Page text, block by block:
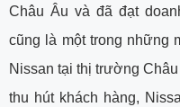
Châu Âu và đã đạt
cũng là một trong những
Nissan tại thị trường
thu hút khách hàng,